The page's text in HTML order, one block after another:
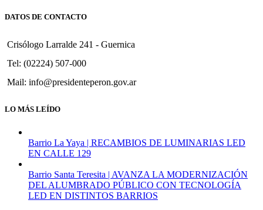
DATOS DE CONTACTO
Crisólogo Larralde 241 - Guernica
Tel: (02224) 507-000
Mail: info@presidenteperon.gov.ar
LO MÁS LEÍDO
Barrio La Yaya | RECAMBIOS DE LUMINARIAS LED
EN CALLE 129
Barrio Santa Teresita | AVANZA LA MODERNIZACIÓN
DEL ALUMBRADO PÚBLICO CON TECNOLOGÍA
LED EN DISTINTOS BARRIOS